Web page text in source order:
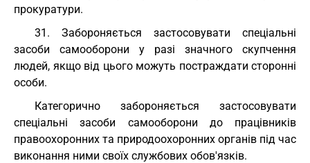
прокуратури.
31. Забороняється застосовувати спеціальні
засоби самооборони у разі значного скупчення
людей, якщо від цього можуть постраждати сторонні
особи.
Категорично забороняється застосовувати
спеціальні засоби самооборони до працівників
правоохоронних та природоохоронних органів під час
виконання ними своїх службових обов'язків.